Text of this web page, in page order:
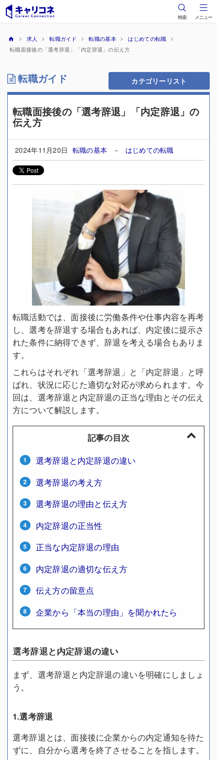
検索 メニュー
求人 転職ガイド 転職の基本
はじめての転職
転職面接後の「選考辞退」「内定辞退」の伝え方
転職ガイド カテゴリーリスト
転職面接後の「選考辞退」「内定辞退」の
伝え方
2024年11月20日 転職の基本 － はじめての転職
転職活動では、面接後に労働条件や仕事内容を再考
し、選考を辞退する場合もあれば、内定後に提示さ
れた条件に納得できず、辞退を考える場合もありま
す。
これらはそれぞれ「選考辞退」と「内定辞退」と呼
ばれ、状況に応じた適切な対応が求められます。今
回は、選考辞退と内定辞退の正当な理由とその伝え
方について解説します。
記事の目次
選考辞退と内定辞退の違い
選考辞退の考え方
選考辞退の理由と伝え方
内定辞退の正当性
正当な内定辞退の理由
内定辞退の適切な伝え方
伝え方の留意点
企業から「本当の理由」を聞かれたら
選考辞退と内定辞退の違い
まず、選考辞退と内定辞退の違いを明確にしましょ
う。
1.選考辞退
選考辞退とは、面接後に企業からの内定通知を待た
ずに、自分から選考を終了させることを指します。